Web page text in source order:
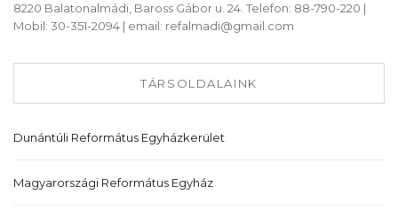
8220 Balatonalmádi, Baross Gábor u. 24. Telefon: 88-790-220 |
Mobil: 30-351-2094 | email: refalmadi@gmail.com
TÁRSOLDALAINK
Dunántúli Református Egyházkerület
Magyarországi Református Egyház